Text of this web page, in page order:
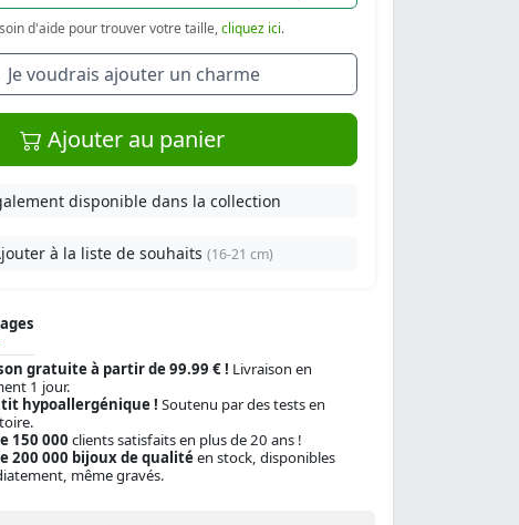
gratuite à partir de 99.99 € ! Livraison en
1 jour.
hypoallergénique ! Soutenu par des tests en
150 000 clients satisfaits en plus de 20 ans !
200 000 bijoux de qualitéen stock, disponibles
même gravés.
d'aide pour trouver votre taille,cliquez ici.
Je voudrais ajouter un charme
Ajouter au panier
disponible dans la collection
à la liste de souhaits(16-21 cm)